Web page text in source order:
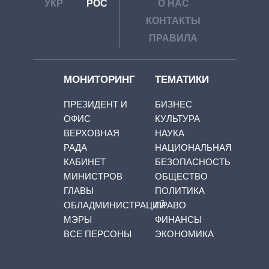
УКР РОС
О НАС
КОНТАКТЫ
ПРАВИЛА
МОНИТОРИНГ
ПРЕЗИДЕНТ И
ОФИС
ВЕРХОВНАЯ
РАДА
КАБИНЕТ
МИНИСТРОВ
ГЛАВЫ
ОБЛАДМИНИСТРАЦИЙ
МЭРЫ
ВСЕ ПЕРСОНЫ
ТЕМАТИКИ
БИЗНЕС
КУЛЬТУРА
НАУКА
НАЦИОНАЛЬНАЯ
БЕЗОПАСНОСТЬ
ОБЩЕСТВО
ПОЛИТИКА
ПРАВО
ФИНАНСЫ
ЭКОНОМИКА